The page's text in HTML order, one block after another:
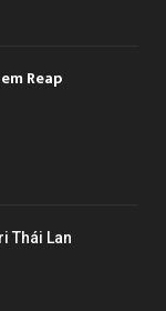
Reap
Thái Lan